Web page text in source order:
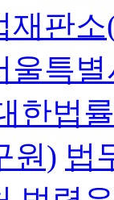
재판
울특
한법
원) 법